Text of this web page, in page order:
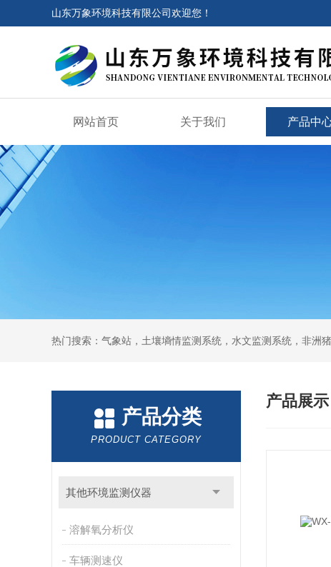
山东万象环境科技有限公司欢迎您！
网站首页 关于我们 产品中
热门搜索：气象站，土壤墒情监测系统，水文监测系统，非洲
产品分类
PRODUCT CATEGORY
其他环境监测仪器
溶解氧分析仪
车辆测速仪
产品展示